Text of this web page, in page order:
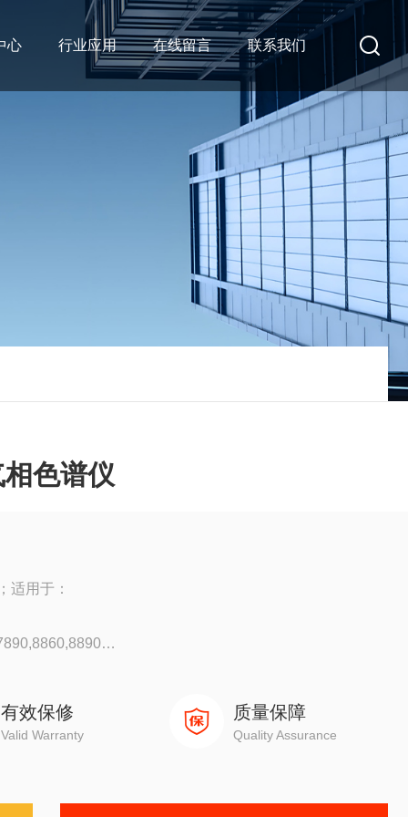
心 行业应用 在线留言 联系我们
色谱仪
适用于：
有效保修
Valid Warranty
质量保障
Quality Assurance